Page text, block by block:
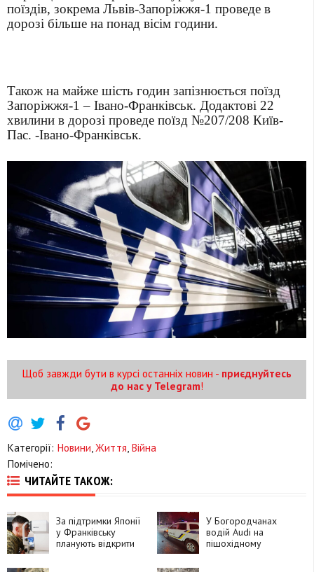
поїздів, зокрема Львів-Запоріжжя-1 проведе в
дорозі більше на понад вісім години.
Також на майже шість годин запізнюється поїзд
Запоріжжя-1 – Івано-Франківськ. Додактові 22
хвилини в дорозі проведе поїзд №207/208 Київ-
Пас. -Івано-Франківськ.
Щоб завжди бути в курсі останніх новин - приєднуйтесь
до нас у Telegram!
Категорії: Новини Життя Війна
Помічено:
ЧИТАЙТЕ ТАКОЖ:
За підтримки Японії
у Франківську
планують відкрити
У Богородчанах
водій Audi на
пішохідному